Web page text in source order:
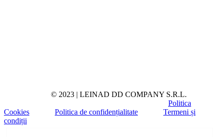
© 2023 | LEINAD DD COMPANY S.R.L.
Politica
Cookies
Politica de confidențialitate
Termeni și
condiții